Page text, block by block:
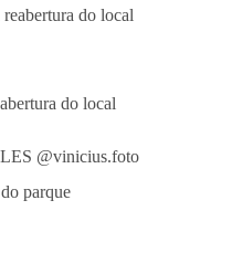
do local
@vinicius.foto